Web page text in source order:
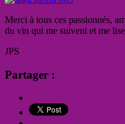
Merci à tous ces passionnés,
du vin qui me suivent et me
JPS
Partager :